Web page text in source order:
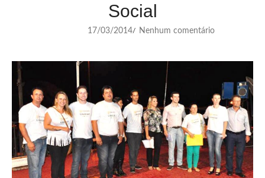
Social
17/03/2014/ Nenhum comentário